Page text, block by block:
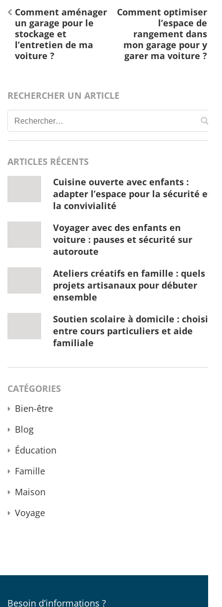
Navigation
de
l’article
Comment aménager
un garage pour le
stockage et
l’entretien de ma
voiture ?
Comment optimiser
l’espace de
rangement dans
mon garage pour y
garer ma voiture ?
RECHERCHER UN ARTICLE
Rechercher :
ARTICLES RÉCENTS
Cuisine ouverte avec enfants :
adapter l’espace pour la sécurité et
la convivialité
Voyager avec des enfants en
voiture : pauses et sécurité sur
autoroute
Ateliers créatifs en famille : quels
projets artisanaux pour débuter
ensemble
Soutien scolaire à domicile : choisir
entre cours particuliers et aide
familiale
CATÉGORIES
Bien-être
Blog
Éducation
Famille
Maison
Voyage
Besoin d’informations ?